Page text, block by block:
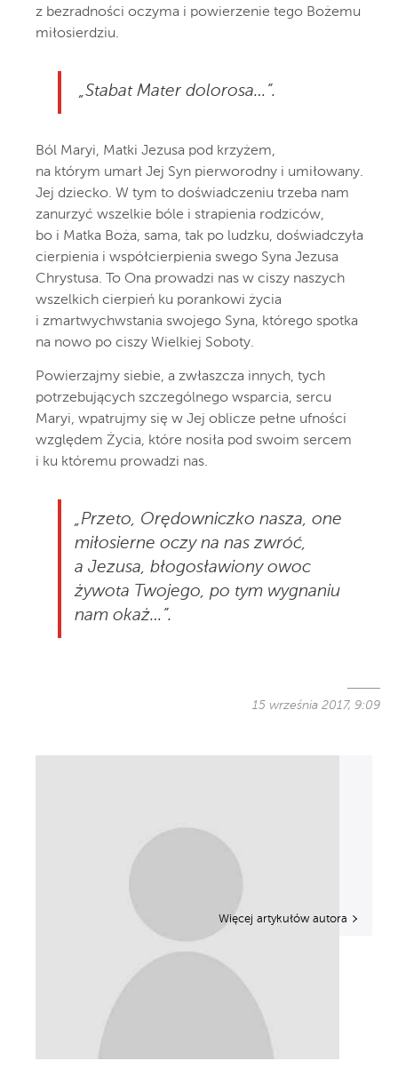
z bezradności oczyma i powierzenie tego Bożemu
miłosierdziu.
„Stabat Mater dolorosa…”.
Ból Maryi, Matki Jezusa pod krzyżem,
na którym umarł Jej Syn pierworodny i umiłowany.
Jej dziecko. W tym to doświadczeniu trzeba nam
zanurzyć wszelkie bóle i strapienia rodziców,
bo i Matka Boża, sama, tak po ludzku, doświadczyła
cierpienia i współcierpienia swego Syna Jezusa
Chrystusa. To Ona prowadzi nas w ciszy naszych
wszelkich cierpień ku porankowi życia
i zmartwychwstania swojego Syna, którego spotka
na nowo po ciszy Wielkiej Soboty.
Powierzajmy siebie, a zwłaszcza innych, tych
potrzebujących szczególnego wsparcia, sercu
Maryi, wpatrujmy się w Jej oblicze pełne ufności
względem Życia, które nosiła pod swoim sercem
i ku któremu prowadzi nas.
„Przeto, Orędowniczko nasza, one
miłosierne oczy na nas zwróć,
a Jezusa, błogosławiony owoc
żywota Twojego, po tym wygnaniu
nam okaż…”.
15 września 2017, 9:09
Więcej artykułów autora